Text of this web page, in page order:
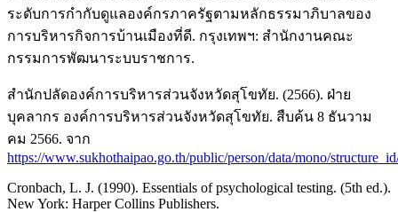
ระดับการกำกับดูแลองค์กรภาครัฐตามหลักธรรมาภิบาลของ
การบริหารกิจการบ้านเมืองที่ดี. กรุงเทพฯ: สำนักงานคณะ
กรรมการพัฒนาระบบราชการ.
สำนักปลัดองค์การบริหารส่วนจังหวัดสุโขทัย. (2566). ฝ่าย
บุคลากร องค์การบริหารส่วนจังหวัดสุโขทัย. สืบค้น 8 ธันวาม
คม 2566. จาก
https://www.sukhothaipao.go.th/public/person/data/mono/
Cronbach, L. J. (1990). Essentials of psychological testing. (5th ed.).
New York: Harper Collins Publishers.